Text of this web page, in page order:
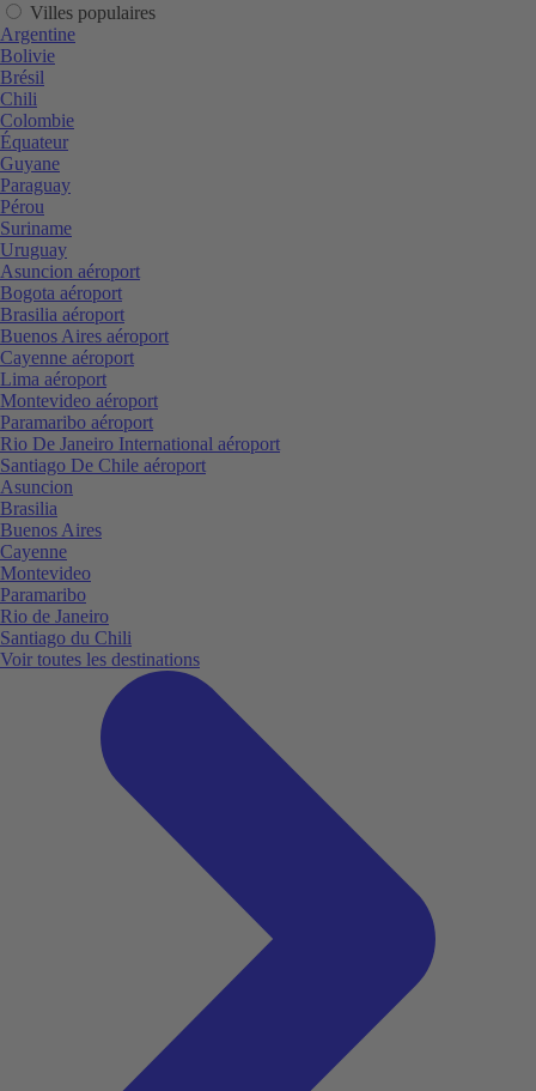
Villes populaires
Argentine
Bolivie
Brésil
Chili
Colombie
Équateur
Guyane
Paraguay
Pérou
Suriname
Uruguay
Asuncion aéroport
Bogota aéroport
Brasilia aéroport
Buenos Aires aéroport
Cayenne aéroport
Lima aéroport
Montevideo aéroport
Paramaribo aéroport
Rio De Janeiro International aéroport
Santiago De Chile aéroport
Asuncion
Brasilia
Buenos Aires
Cayenne
Montevideo
Paramaribo
Rio de Janeiro
Santiago du Chili
Voir toutes les destinations